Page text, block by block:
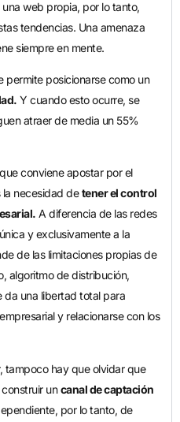
web propia, por lo tanto,
tendencias. Una amenaza
siempre en mente.
permite posicionarse como un
Y cuando esto ocurre, se
atraer de media un 55%
conviene apostar por el
necesidad detener el control
A diferencia de las redes
y exclusivamente a la
de las limitaciones propias de
algoritmo de distribución,
da una libertad total para
y relacionarse con los
tampoco hay que olvidar que
uncanal de captación
por lo tanto, de